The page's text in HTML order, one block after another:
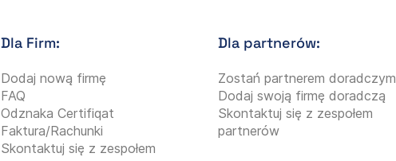
Dla Firm:
Dodaj nową firmę
FAQ
Odznaka Certifiqat
Faktura/Rachunki
Skontaktuj się z zespołem
Dla partnerów:
Zostań partnerem doradczym
Dodaj swoją firmę doradczą
Skontaktuj się z zespołem
partnerów